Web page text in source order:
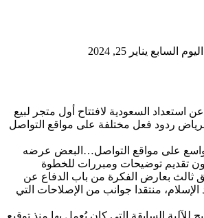
اليوم السابع يناير 25, 2024
استعداد السعودية لافتتاح أول متجر لبيع
ردود فعل مختلفة على مواقع التواصل
واسع على مواقع التواصل…البعض عرضه
تقديم توضيحات ومبررات للخطوة
ثالث بعارض الفكرة من باب الدفاع عن
الإسلام، منتقدا جوانب من الإصلاحات التي